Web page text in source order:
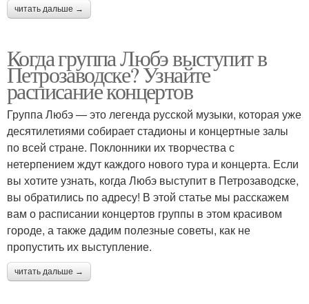
читать дальше →
Когда группа Любэ выступит в
Петрозаводске? Узнайте
расписание концертов
Группа Любэ — это легенда русской музыки, которая уже
десятилетиями собирает стадионы и концертные залы
по всей стране. Поклонники их творчества с
нетерпением ждут каждого нового тура и концерта. Если
вы хотите узнать, когда Любэ выступит в Петрозаводске,
вы обратились по адресу! В этой статье мы расскажем
вам о расписании концертов группы в этом красивом
городе, а также дадим полезные советы, как не
пропустить их выступление.
читать дальше →